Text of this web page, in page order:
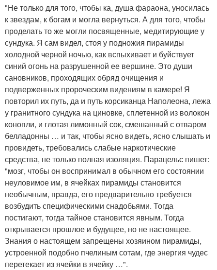
"Не только для того, чтобы ка, душа фараона, уносилась
к звездам, к богам и могла вернуться. А для того, чтобы
проделать то же могли посвященные, медитирующие у
сундука. Я сам видел, стоя у подножия пирамиды
холодной черной ночью, как вспыхивает и буйствует
синий огонь на разрушенной ее вершине. Это души
сановников, проходящих обряд очищения и
подверженных пророческим видениям в камере! Я
повторил их путь, да и путь корсиканца Наполеона, лежа
у гранитного сундука на циновке, сплетенной из волокон
конопли, и глотая лимонный сок, смешанный с отваром
белладонны … и так, чтобы ясно видеть, ясно слышать и
провидеть, требовались слабые наркотические
средства, не только полная изоляция. Парацельс пишет:
"мозг, чтобы он воспринимал в обычном его состоянии
неуловимое им, в ячейках пирамиды становится
необычным, правда, его предварительно требуется
возбудить специфическими снадобьями. Тогда
постигают, тогда тайное становится явным. Тогда
открывается прошлое и будущее, но не настоящее.
Знания о настоящем запрещены хозяином пирамиды,
устроенной подобно пчелиным сотам, где энергия чудес
перетекает из ячейки в ячейку …".